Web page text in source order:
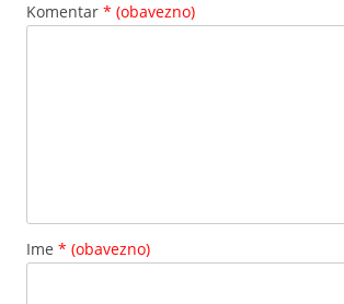
Komentar * (obavezno)
Ime * (obavezno)